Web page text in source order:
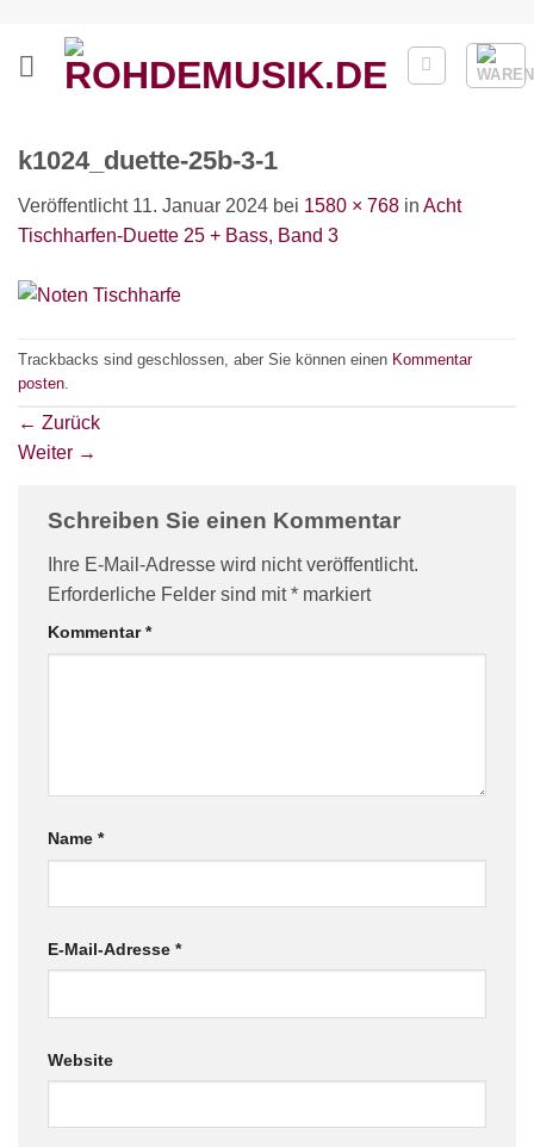
springen
k1024_duette-25b-3-1
Veröffentlicht 11. Januar 2024 bei 1580 × 768 in Acht
Tischharfen-Duette 25 + Bass, Band 3
Trackbacks sind geschlossen, aber Sie können einen Kommentar
posten
← Zurück
Weiter →
Schreiben Sie einen Kommentar
Ihre E-Mail-Adresse wird nicht veröffentlicht.
Erforderliche Felder sind mit* markiert
Kommentar*
Name *
E-Mail-Adresse *
Website